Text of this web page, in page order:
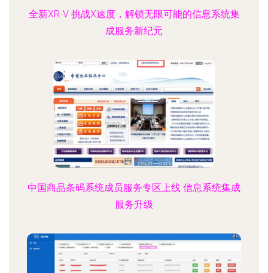
全新XR-V 挑战X速度，解锁无限可能的信息系统集
成服务新纪元
中国商品条码系统成员服务专区上线 信息系统集成
服务升级